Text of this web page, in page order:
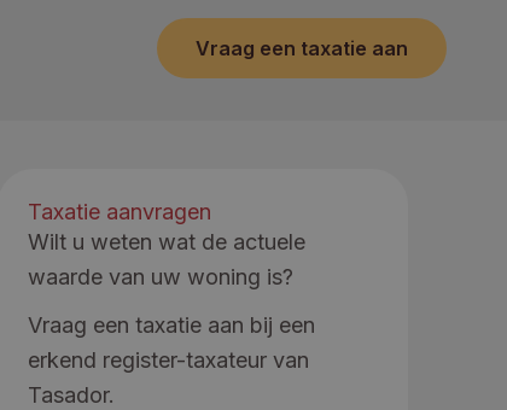
Vraag een taxatie aan
Taxatie aanvragen
Wilt u weten wat de actuele
waarde van uw woning is?
Vraag een taxatie aan bij een
erkend register-taxateur van
Tasador.